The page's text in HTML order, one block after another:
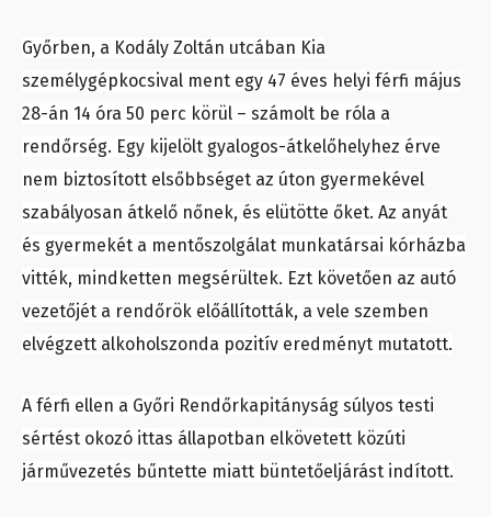
Győrben, a Kodály Zoltán utcában Kia
személygépkocsival ment egy 47 éves helyi férfi május
28-án 14 óra 50 perc körül – számolt be róla a
rendőrség. Egy kijelölt gyalogos-átkelőhelyhez érve
nem biztosított elsőbbséget az úton gyermekével
szabályosan átkelő nőnek, és elütötte őket. Az anyát
és gyermekét a mentőszolgálat munkatársai kórházba
vitték, mindketten megsérültek. Ezt követően az autó
vezetőjét a rendőrök előállították, a vele szemben
elvégzett alkoholszonda pozitív eredményt mutatott.
A férfi ellen a Győri Rendőrkapitányság súlyos testi
sértést okozó ittas állapotban elkövetett közúti
járművezetés bűntette miatt büntetőeljárást indított.